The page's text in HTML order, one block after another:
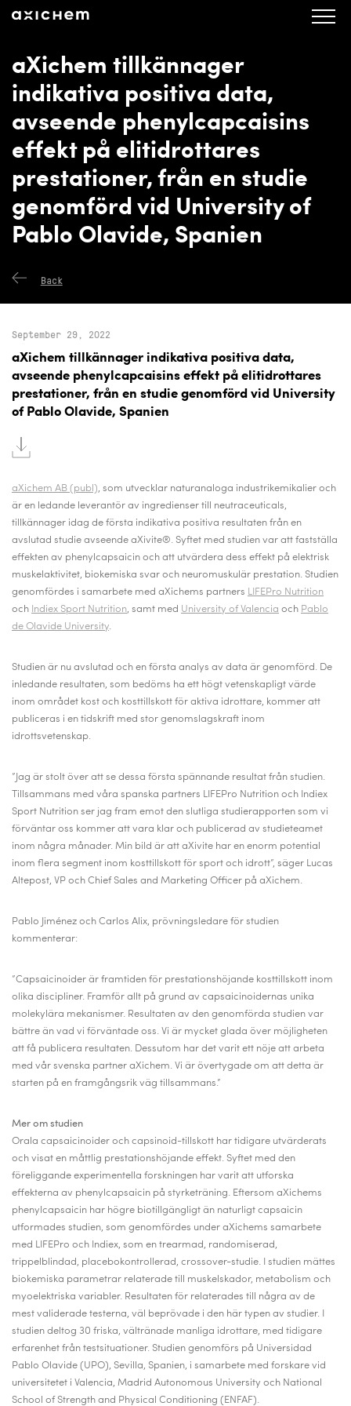
axichem.se Press releases
aXichem tillkännager
indikativa positiva data,
avseende phenylcapcaisins
effekt på elitidrottares
prestationer, från en studie
genomförd vid University of
Pablo Olavide, Spanien
Back
September 29, 2022
aXichem tillkännager indikativa positiva data,
avseende phenylcapcaisins effekt på elitidrottares
prestationer, från en studie genomförd vid University
of Pablo Olavide, Spanien
aXichem AB (publ), som utvecklar naturanaloga industrikemikalier och
är en ledande leverantör av ingredienser till neutraceuticals,
tillkännager idag de första indikativa positiva resultaten från en
avslutad studie avseende aXivite®. Syftet med studien var att fastställa
effekten av phenylcapsaicin och att utvärdera dess effekt på elektrisk
muskelaktivitet, biokemiska svar och neuromuskulär prestation. Studien
genomfördes i samarbete med aXichems partners LIFEPro Nutrition
och Indiex Sport Nutrition, samt med University of Valencia och Pablo
de Olavide University.
Studien är nu avslutad och en första analys av data är genomförd. De
inledande resultaten, som bedöms ha ett högt vetenskapligt värde
inom området kost och kosttillskott för aktiva idrottare, kommer att
publiceras i en tidskrift med stor genomslagskraft inom
idrottsvetenskap.
”Jag är stolt över att se dessa första spännande resultat från studien.
Tillsammans med våra spanska partners LIFEPro Nutrition och Indiex
Sport Nutrition ser jag fram emot den slutliga studierapporten som vi
förväntar oss kommer att vara klar och publicerad av studieteamet
inom några månader. Min bild är att aXivite har en enorm potential
inom flera segment inom kosttillskott för sport och idrott”, säger Lucas
Altepost, VP och Chief Sales and Marketing Officer på aXichem.
Pablo Jiménez och Carlos Alix, prövningsledare för studien
kommenterar:
”Capsaicinoider är framtiden för prestationshöjande kosttillskott inom
olika discipliner. Framför allt på grund av capsaicinoidernas unika
molekylära mekanismer. Resultaten av den genomförda studien var
bättre än vad vi förväntade oss. Vi är mycket glada över möjligheten
att få publicera resultaten. Dessutom har det varit ett nöje att arbeta
med vår svenska partner aXichem. Vi är övertygade om att detta är
starten på en framgångsrik väg tillsammans.”
Mer om studien
Orala capsaicinoider och capsinoid-tillskott har tidigare utvärderats
och visat en måttlig prestationshöjande effekt. Syftet med den
föreliggande experimentella forskningen har varit att utforska
effekterna av phenylcapsaicin på styrketräning. Eftersom aXichems
phenylcapsaicin har högre biotillgängligt än naturligt capsaicin
utformades studien, som genomfördes under aXichems samarbete
med LIFEPro och Indiex, som en trearmad, randomiserad,
trippelblindad, placebokontrollerad, crossover-studie.
I studien mättes
biokemiska parametrar relaterade till muskelskador, metabolism och
myoelektriska variabler. Resultaten för relaterades till några av de
mest validerade testerna, väl beprövade i den här typen av studier. I
studien deltog 30 friska, vältränade manliga idrottare, med tidigare
erfarenhet från testsituationer. Studien genomförs på Universidad
Pablo Olavide (UPO), Sevilla, Spanien, i samarbete med forskare vid
universitetet i Valencia, Madrid Autonomous University och National
School of Strength and Physical Conditioning (ENFAF).